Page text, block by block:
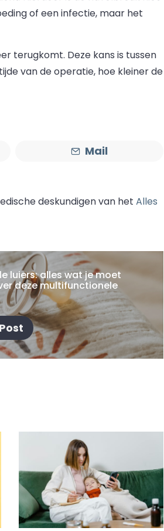
of een infectie, maar het
terugkomt. Deze kans is tussen
van de operatie, hoe kleiner de
Mail
deskundigen van het Alles
luiers: alles wat je moet
deze multifunctionele